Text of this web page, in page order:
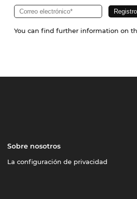
You can find further information on
Sobre nosotros
La configuración de privacidad